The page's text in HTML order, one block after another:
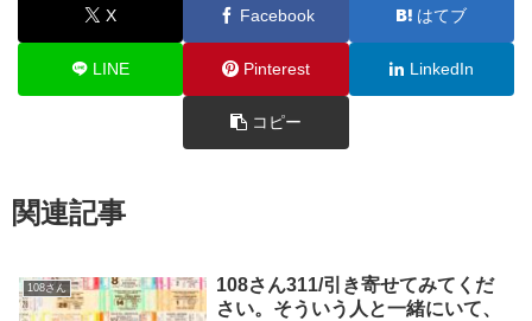
X Facebook はてブ
LINE Pinterest LinkedIn
コピー
関連記事
108さん
108さん311/引き寄せてみてくだ
さい。そういう人と一緒にいて、